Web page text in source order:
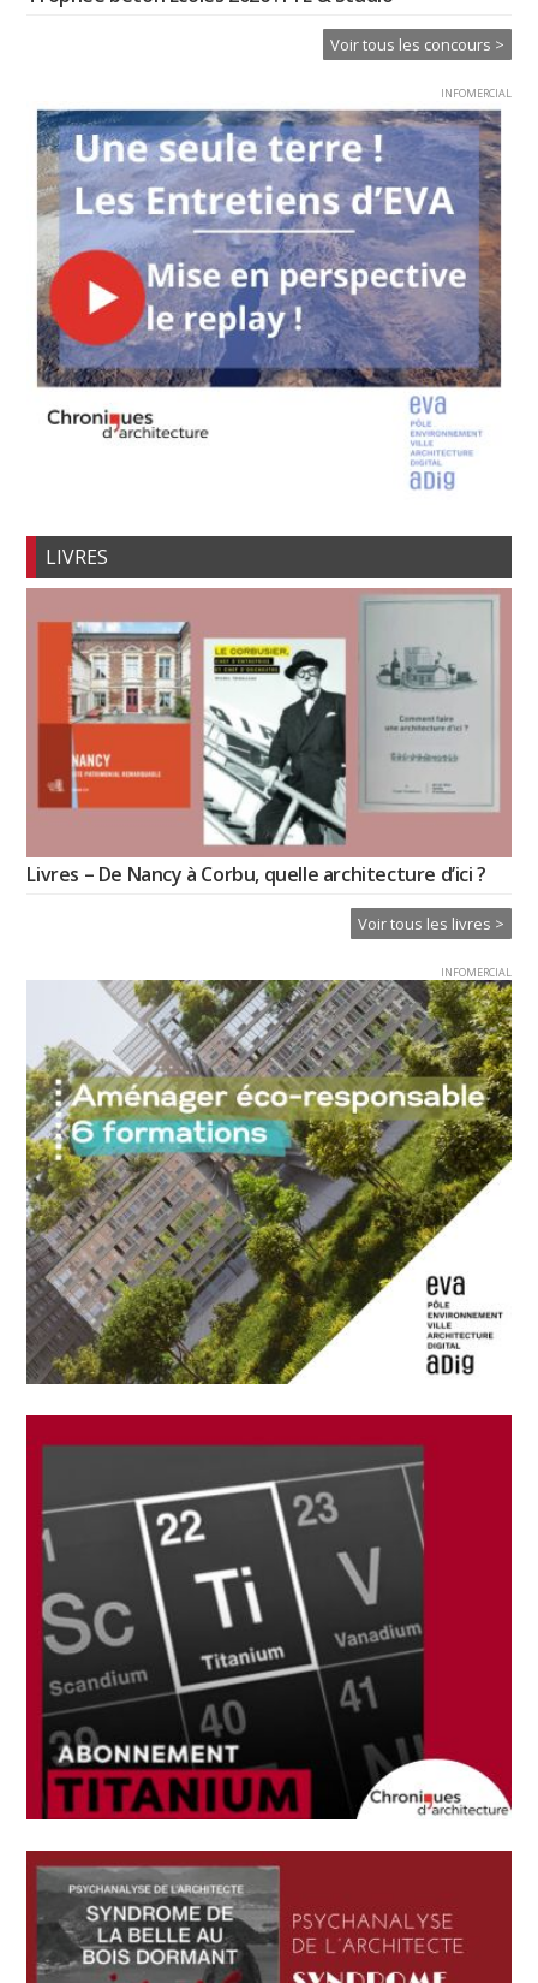
Voir tous les concours >
INFOMERCIAL
LIVRES
Livres – De Nancy à Corbu, quelle architecture d’ici ?
Voir tous les livres >
INFOMERCIAL